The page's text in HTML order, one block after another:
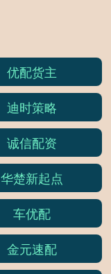
优配货主
迪时策略
诚信配资
华楚新起点
车优配
金元速配